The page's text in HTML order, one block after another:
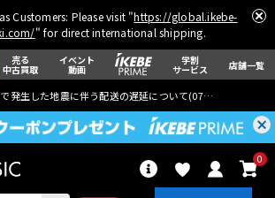
Customers: Please visit "https://global.ikebe-
" for direct international shipping.
売る
中古買取
イベント
動画
学割
サービス 店舗一覧
で発生した地震に伴う配送の遅延について(07月29日
0